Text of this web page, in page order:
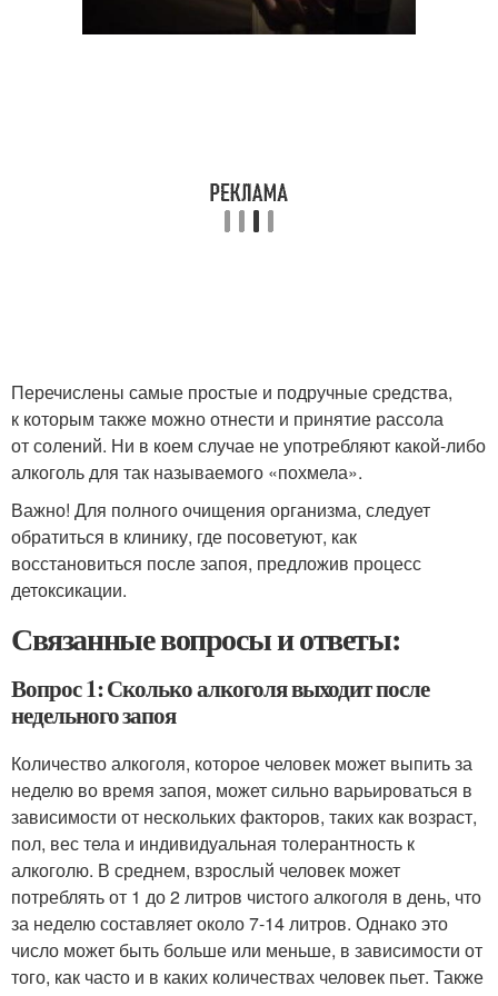
Перечислены самые простые и подручные средства,
к которым также можно отнести и принятие рассола
от солений. Ни в коем случае не употребляют какой-либо
алкоголь для так называемого «похмела».
Важно! Для полного очищения организма, следует
обратиться в клинику, где посоветуют, как
восстановиться после запоя, предложив процесс
детоксикации.
Связанные вопросы и ответы:
Вопрос 1: Сколько алкоголя выходит после
недельного запоя
Количество алкоголя, которое человек может выпить за
неделю во время запоя, может сильно варьироваться в
зависимости от нескольких факторов, таких как возраст,
пол, вес тела и индивидуальная толерантность к
алкоголю. В среднем, взрослый человек может
потреблять от 1 до 2 литров чистого алкоголя в день, что
за неделю составляет около 7-14 литров. Однако это
число может быть больше или меньше, в зависимости от
того, как часто и в каких количествах человек пьет. Также